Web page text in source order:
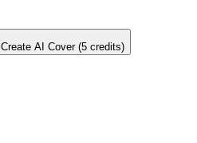
Create AI Cover (5 credits)